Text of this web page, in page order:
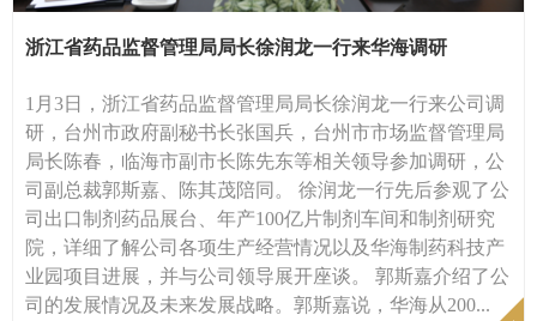
浙江省药品监督管理局局长徐润龙一行来华海调研
1月3日，浙江省药品监督管理局局长徐润龙一行来公司调
研，台州市政府副秘书长张国兵，台州市市场监督管理局
局长陈春，临海市副市长陈先东等相关领导参加调研，公
司副总裁郭斯嘉、陈其茂陪同。 徐润龙一行先后参观了公
司出口制剂药品展台、年产100亿片制剂车间和制剂研究
院，详细了解公司各项生产经营情况以及华海制药科技产
业园项目进展，并与公司领导展开座谈。 郭斯嘉介绍了公
司的发展情况及未来发展战略。郭斯嘉说，华海从200...